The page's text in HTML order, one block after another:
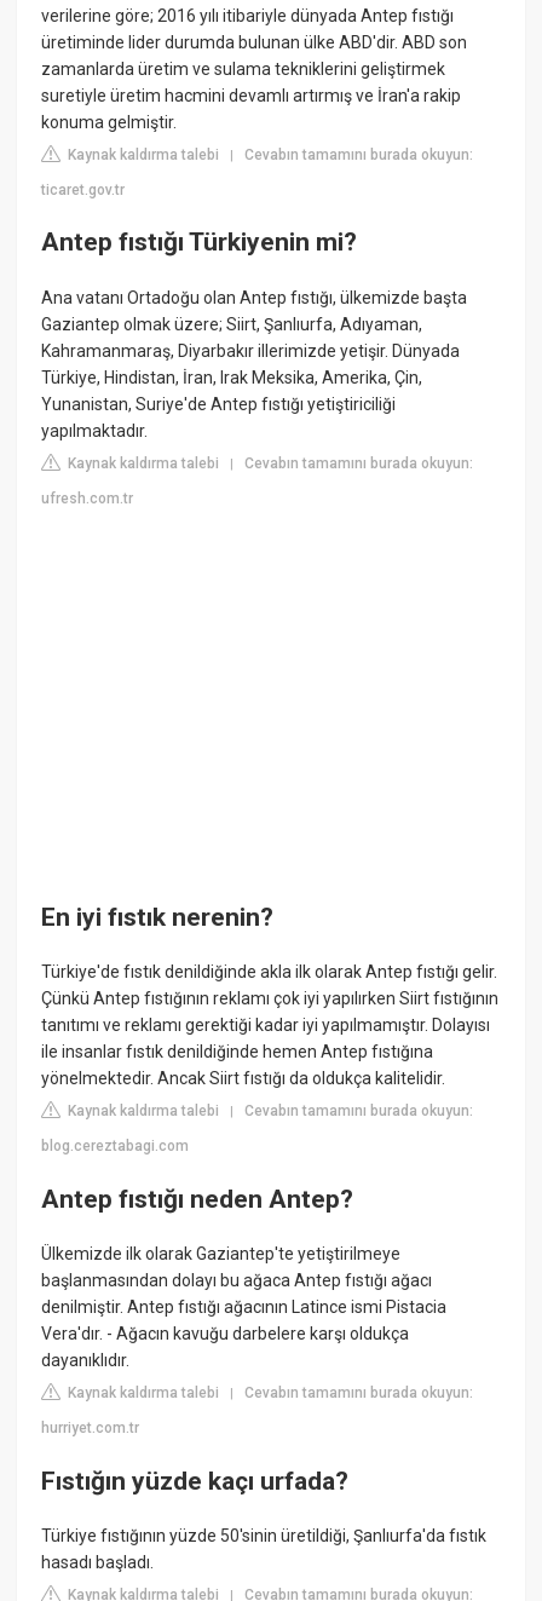
verilerine göre; 2016 yılı itibariyle dünyada Antep fıstığı
üretiminde lider durumda bulunan ülke ABD'dir. ABD son
zamanlarda üretim ve sulama tekniklerini geliştirmek
suretiyle üretim hacmini devamlı artırmış ve İran'a rakip
konuma gelmiştir.
Kaynak kaldırma talebi |Cevabın tamamını burada okuyun:
ticaret.gov.tr
Antep fıstığı Türkiyenin mi?
Ana vatanı Ortadoğu olan Antep fıstığı, ülkemizde başta
Gaziantep olmak üzere; Siirt, Şanlıurfa, Adıyaman,
Kahramanmaraş, Diyarbakır illerimizde yetişir. Dünyada
Türkiye, Hindistan, İran, Irak Meksika, Amerika, Çin,
Yunanistan, Suriye'de Antep fıstığı yetiştiriciliği
yapılmaktadır.
Kaynak kaldırma talebi |Cevabın tamamını burada okuyun:
ufresh.com.tr
En iyi fıstık nerenin?
Türkiye'de fıstık denildiğinde akla ilk olarak Antep fıstığı gelir.
Çünkü Antep fıstığının reklamı çok iyi yapılırken Siirt fıstığının
tanıtımı ve reklamı gerektiği kadar iyi yapılmamıştır. Dolayısı
ile insanlar fıstık denildiğinde hemen Antep fıstığına
yönelmektedir. Ancak Siirt fıstığı da oldukça kalitelidir.
Kaynak kaldırma talebi |Cevabın tamamını burada okuyun:
blog.cereztabagi.com
Antep fıstığı neden Antep?
Ülkemizde ilk olarak Gaziantep'te yetiştirilmeye
başlanmasından dolayı bu ağaca Antep fıstığı ağacı
denilmiştir. Antep fıstığı ağacının Latince ismi Pistacia
Vera'dır. - Ağacın kavuğu darbelere karşı oldukça
dayanıklıdır.
Kaynak kaldırma talebi |Cevabın tamamını burada okuyun:
hurriyet.com.tr
Fıstığın yüzde kaçı urfada?
Türkiye fıstığının yüzde 50'sinin üretildiği, Şanlıurfa'da fıstık
hasadı başladı.
Kaynak kaldırma talebi |Cevabın tamamını burada okuyun: